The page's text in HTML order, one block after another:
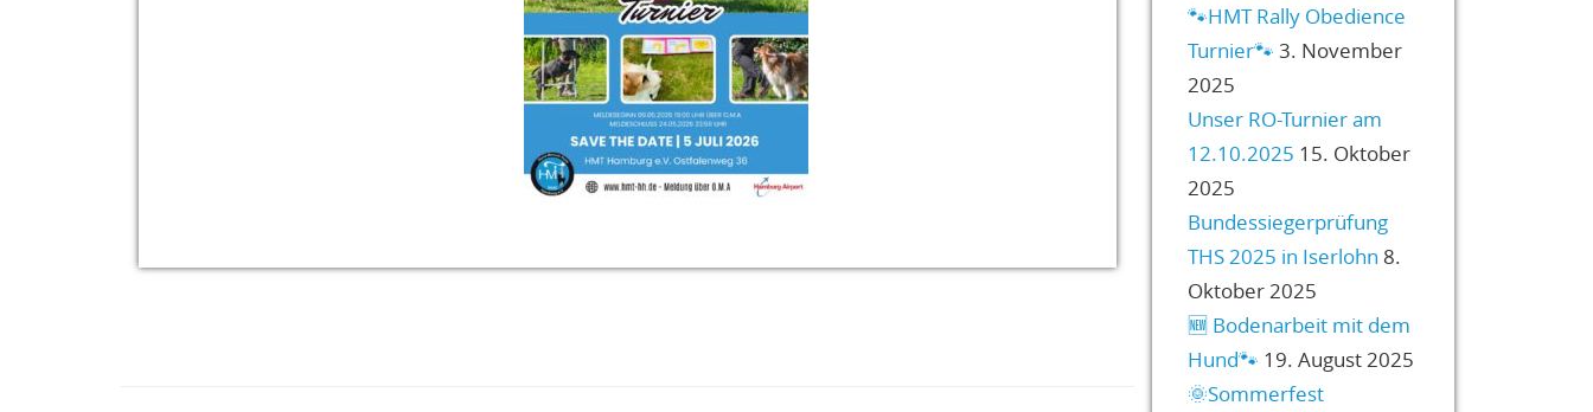
🐾HMT Rally Obedience
Turnier🐾 3. November
2025
Unser RO-Turnier am
12.10.2025 15. Oktober
2025
Bundessiegerprüfung
THS 2025 in Iserlohn 8.
Oktober 2025
🆕️ Bodenarbeit mit dem
Hund🐾 19. August 2025
🌞Sommerfest